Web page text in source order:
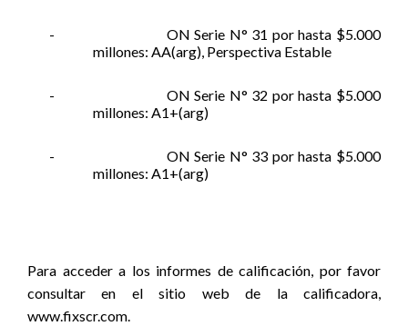
-
ON Serie N° 31 por hasta $5.000
millones: AA(arg), Perspectiva Estable
-
ON Serie N° 32 por hasta $5.000
millones: A1+(arg)
-
ON Serie N° 33 por hasta $5.000
millones: A1+(arg)
Para acceder a los informes de calificación, por favor
consultar en el sitio web de la calificadora,
www.fixscr.com.